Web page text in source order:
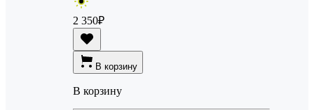
2 350₽
В корзину
В корзину